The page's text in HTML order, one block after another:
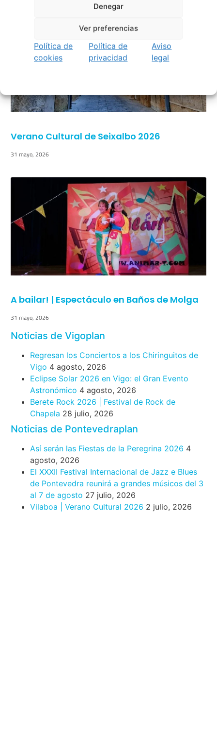
Denegar
Ver preferencias
Política de
cookies
Política de
privacidad
Aviso
legal
Verano Cultural de Seixalbo 2026
31 mayo, 2026
A bailar! | Espectáculo en Baños de Molga
31 mayo, 2026
Noticias de Vigoplan
Regresan los Conciertos a los Chiringuitos de
Vigo 4 agosto, 2026
Eclipse Solar 2026 en Vigo: el Gran Evento
Astronómico 4 agosto, 2026
Berete Rock 2026 | Festival de Rock de
Chapela 28 julio, 2026
Noticias de Pontevedraplan
Así serán las Fiestas de la Peregrina 2026 4
agosto, 2026
El XXXII Festival Internacional de Jazz e Blues
de Pontevedra reunirá a grandes músicos del 3
al 7 de agosto 27 julio, 2026
Vilaboa | Verano Cultural 2026 2 julio, 2026